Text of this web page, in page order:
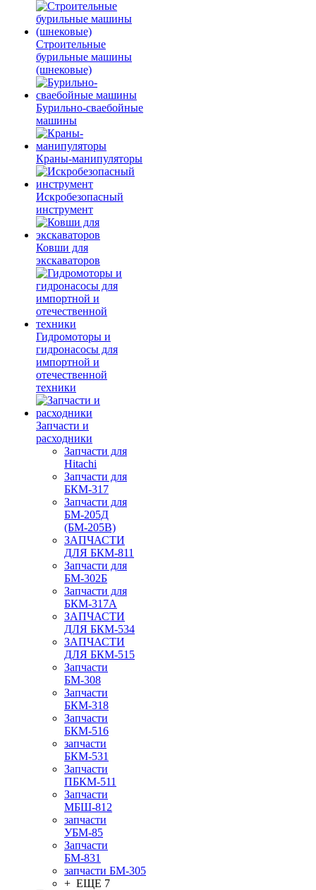
Строительные
бурильные машины
(шнековые)
Бурильно-сваебойные
машины
Краны-манипуляторы
Искробезопасный
инструмент
Ковши для
экскаваторов
Гидромоторы и
гидронасосы для
импортной и
отечественной
техники
Запчасти и
расходники
Запчасти для
Hitachi
Запчасти для
БКМ-317
Запчасти для
БМ-205Д
(БМ-205В)
ЗАПЧАСТИ
ДЛЯ БКМ-811
Запчасти для
БМ-302Б
Запчасти для
БКМ-317А
ЗАПЧАСТИ
ДЛЯ БКМ-534
ЗАПЧАСТИ
ДЛЯ БКМ-515
Запчасти
БМ-308
Запчасти
БКМ-318
Запчасти
БКМ-516
запчасти
БКМ-531
Запчасти
ПБКМ-511
Запчасти
МБШ-812
запчасти
УБМ-85
Запчасти
БМ-831
запчасти БМ-305
+ ЕЩЕ 7